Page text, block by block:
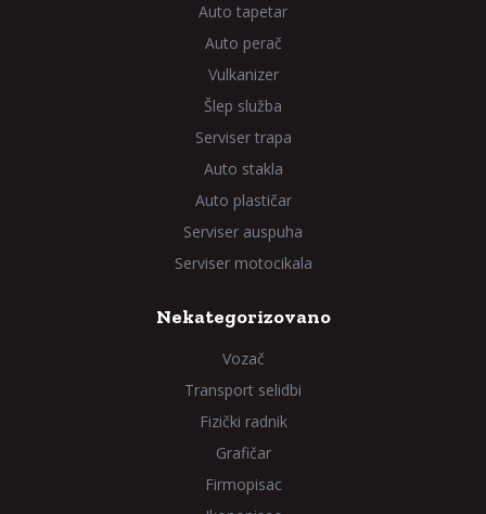
Auto tapetar
Auto perač
Vulkanizer
Šlep služba
Serviser trapa
Auto stakla
Auto plastičar
Serviser auspuha
Serviser motocikala
Nekategorizovano
Vozač
Transport selidbi
Fizički radnik
Grafičar
Firmopisac